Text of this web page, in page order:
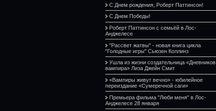
С Днем рождения, Роберт Паттинсон!
С Днем Победы!
Роберт Паттинсон с семьёй в Лос-
Анджелесе
"Рассвет жатвы" - новая книга цикла
"Голодные игры" Сьюзен Коллинз
Ушла из жизни создательница «Дневников
вампира» Лиза Джейн Смит
«Вампиры живут вечно» - юбилейное
переиздание «Сумеречной саги»
Премьера фильма "Люби меня" в Лос-
Анджелесе 28 января